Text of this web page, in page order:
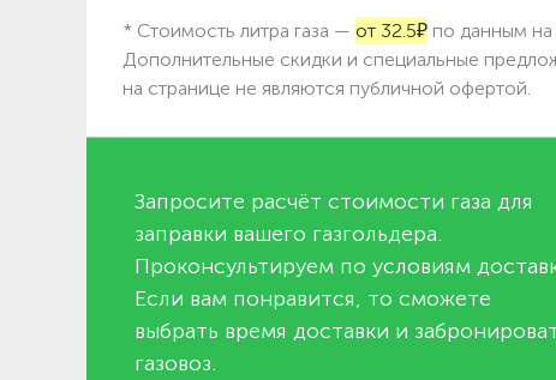
* Стоимость литра газа — от 32.5₽ по данным на
Дополнительные скидки и специальные
на странице не являются публичной офертой.
Запросите расчёт стоимости газа для
заправки вашего газгольдера.
Проконсультируем по условиям
Если вам понравится, то сможете
выбрать время доставки и
газовоз.